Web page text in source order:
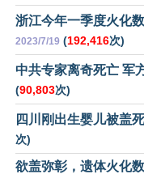
浙江今年一季度火化
2023/7/19 (192,416次)
中共专家离奇死亡 军
(90,803次)
四川刚出生婴儿被盖
次)
欲盖弥彰，遗体火化